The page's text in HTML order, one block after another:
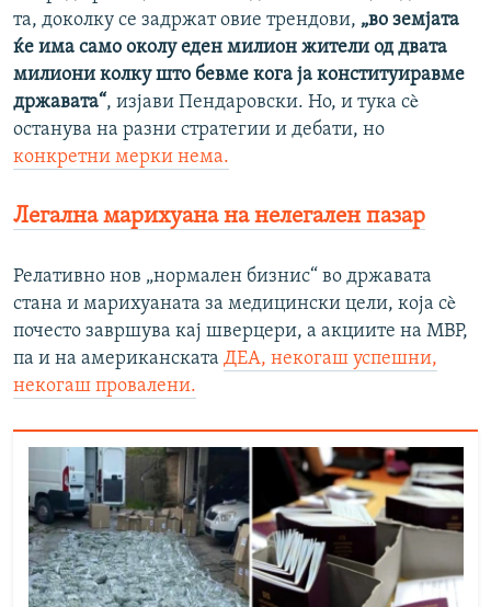
та, доколку се задржат овие трендови, „во земјата
ќе има само околу еден милион жители од двата
милиони колку што бевме кога ја конституиравме
државата“, изјави Пендаровски. Но, и тука сè
останува на разни стратегии и дебати, но
конкретни мерки нема.
Легална марихуана на нелегален пазар
Релативно нов „нормален бизнис“ во државата
стана и марихуаната за медицински цели, која сè
почесто завршува кај шверцери, а акциите на МВР,
па и на американската ДЕА, некогаш успешни,
некогаш провалени.